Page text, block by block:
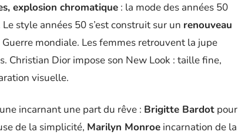
explosion chromatique : la mode des années 50
style années 50 s’est construit sur un renouveau
Guerre mondiale. Les femmes retrouvent la jupe
Christian Dior impose son New Look : taille fine,
visuelle.
incarnant une part du rêve : Brigitte Bardot pour
de la simplicité, Marilyn Monroe incarnation de la